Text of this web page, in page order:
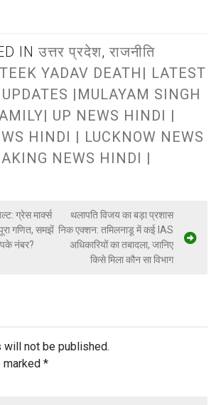
INउत्तर प्रदेश,राजनीति
YADAV DEATH| LATEST
|MULAYAM SINGH
UP NEWS HINDI |
HINDI | LUCKNOW NEWS
NEWS HINDI |
ग्रेस मार्क्स
गणित, समझें
नंबर?
थलापति विजय का बड़ा प्रशास
निक एक्शन: तमिलनाडू में कई IAS
अधिकारियों का तबादला, जानिए
किसे मिला कौन सा विभाग
will not be published.
marked *